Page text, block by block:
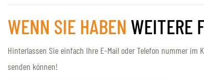
WENN SIE HABEN WEITERE
Hinterlassen Sie einfach Ihre E-Mail oder Telefon nummer
senden können!